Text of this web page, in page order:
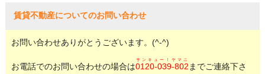
賃貸不動産についてのお問い合わせ
お問い合わせありがとうございます。(^-^)
お電話でのお問い合わせの場合は0120-039-802
サンキュー！ヤマニ
までご連絡下さ